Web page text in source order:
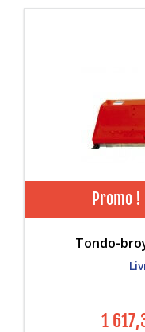
Promo !
Tondo-
1